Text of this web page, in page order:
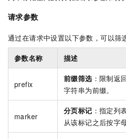
请求参数
通过在请求中设置以下参数，可以筛
参数名称 描述
prefix
前缀筛选：限制返
字符串为前缀。
marker
分页标记 ：指定列
从该标记之后按字